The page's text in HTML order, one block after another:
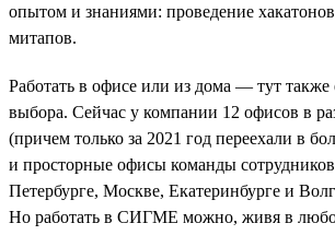
опытом и знаниями: проведение
митапов.
Работать в офисе или из дома — тут также
выбора. Сейчас у компании 12 офисов в
(причем только за 2021 год переехали в
и просторные офисы команды
Петербурге, Москве, Екатеринбурге и
Но работать в СИГМЕ можно, живя в